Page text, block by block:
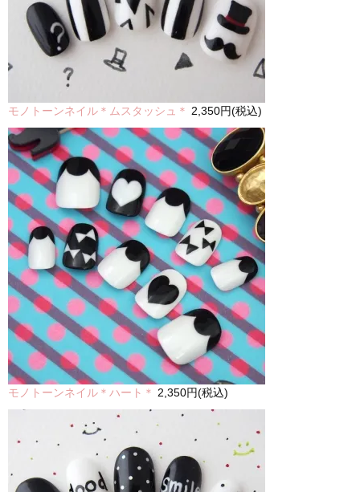
モノトーンネイル＊ムスタッシュ＊ 2,350円(税込)
モノトーンネイル＊ハート＊ 2,350円(税込)